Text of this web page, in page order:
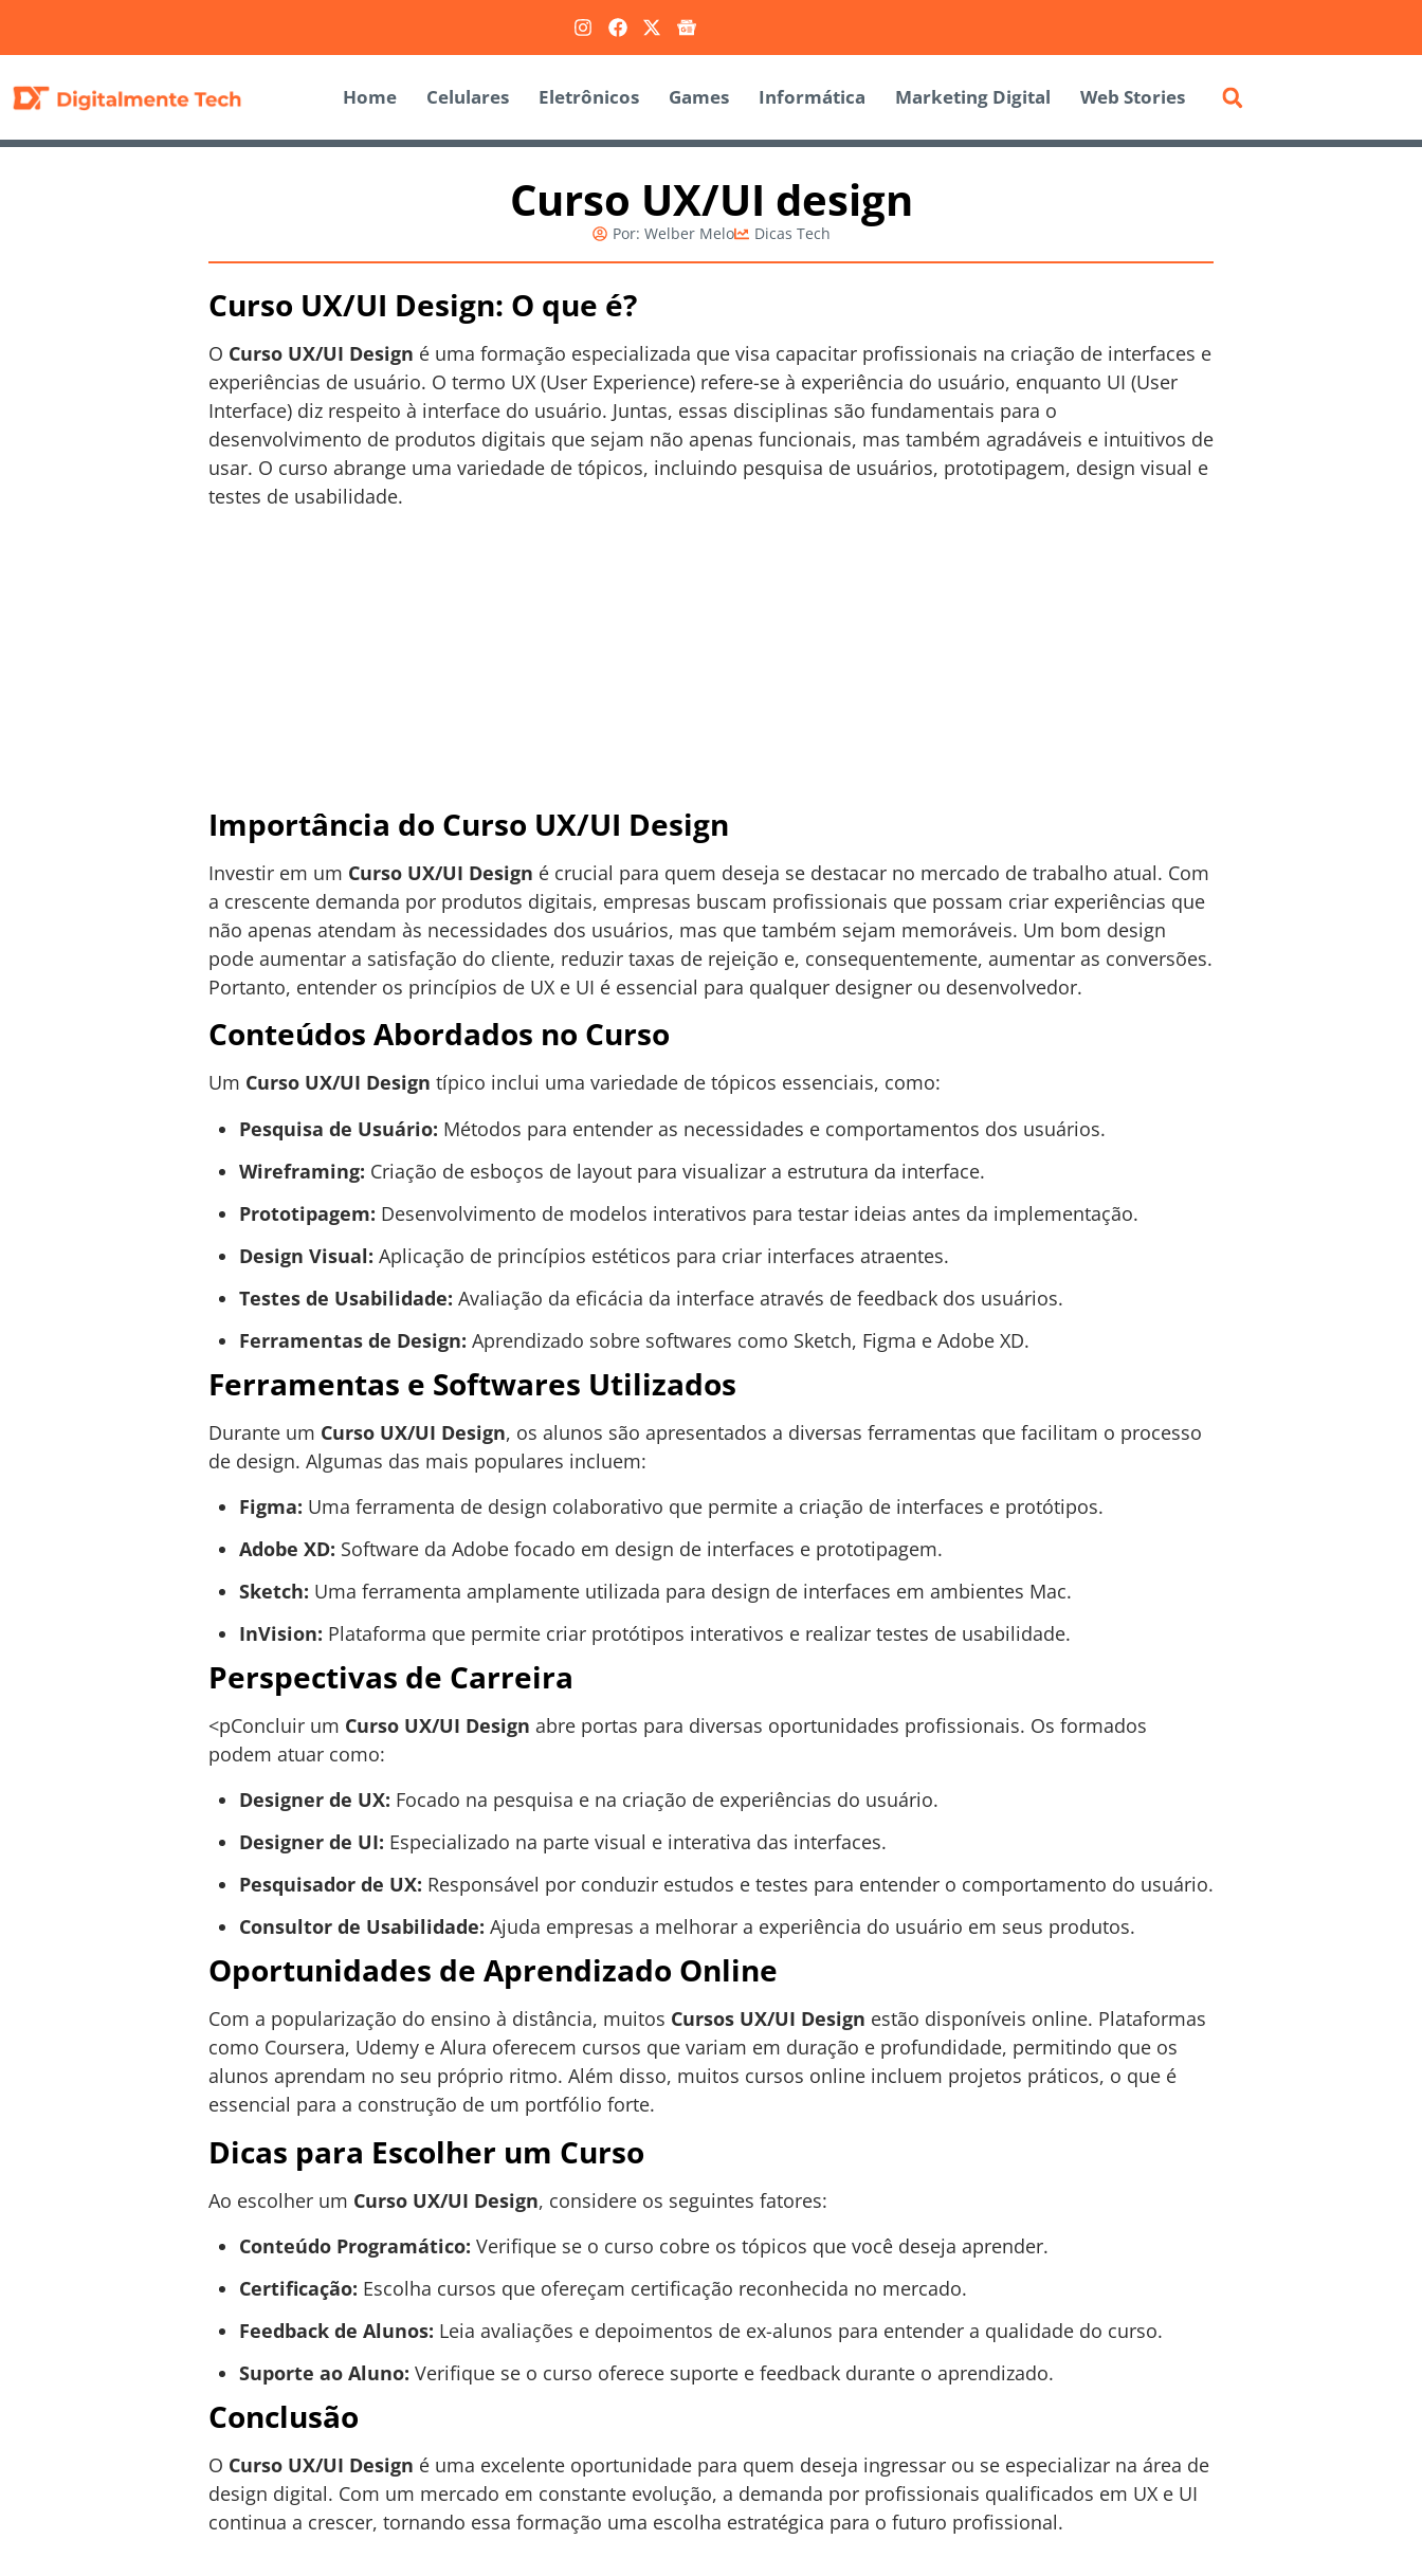
Home Celulares Eletrônicos Games Informática Marketing Digital Web Stories
Curso UX/UI design
Por: Welber Melo Dicas Tech
Curso UX/UI Design: O que é?
O Curso UX/UI Design é uma formação especializada que visa capacitar profissionais na criação de interfaces e
experiências de usuário. O termo UX (User Experience) refere-se à experiência do usuário, enquanto UI (User
Interface) diz respeito à interface do usuário. Juntas, essas disciplinas são fundamentais para o
desenvolvimento de produtos digitais que sejam não apenas funcionais, mas também agradáveis e intuitivos de
usar. O curso abrange uma variedade de tópicos, incluindo pesquisa de usuários, prototipagem, design visual e
testes de usabilidade.
Importância do Curso UX/UI Design
Investir em um Curso UX/UI Design é crucial para quem deseja se destacar no mercado de trabalho atual. Com
a crescente demanda por produtos digitais, empresas buscam profissionais que possam criar experiências que
não apenas atendam às necessidades dos usuários, mas que também sejam memoráveis. Um bom design
pode aumentar a satisfação do cliente, reduzir taxas de rejeição e, consequentemente, aumentar as conversões.
Portanto, entender os princípios de UX e UI é essencial para qualquer designer ou desenvolvedor.
Conteúdos Abordados no Curso
Um Curso UX/UI Design típico inclui uma variedade de tópicos essenciais, como:
Pesquisa de Usuário: Métodos para entender as necessidades e comportamentos dos usuários.
Wireframing: Criação de esboços de layout para visualizar a estrutura da interface.
Prototipagem: Desenvolvimento de modelos interativos para testar ideias antes da implementação.
Design Visual: Aplicação de princípios estéticos para criar interfaces atraentes.
Testes de Usabilidade: Avaliação da eficácia da interface através de feedback dos usuários.
Ferramentas de Design: Aprendizado sobre softwares como Sketch, Figma e Adobe XD.
Ferramentas e Softwares Utilizados
Durante um Curso UX/UI Design, os alunos são apresentados a diversas ferramentas que facilitam o processo
de design. Algumas das mais populares incluem:
Figma: Uma ferramenta de design colaborativo que permite a criação de interfaces e protótipos.
Adobe XD: Software da Adobe focado em design de interfaces e prototipagem.
Sketch: Uma ferramenta amplamente utilizada para design de interfaces em ambientes Mac.
InVision: Plataforma que permite criar protótipos interativos e realizar testes de usabilidade.
Perspectivas de Carreira
<pConcluir um Curso UX/UI Design abre portas para diversas oportunidades profissionais. Os formados
podem atuar como:
Designer de UX: Focado na pesquisa e na criação de experiências do usuário.
Designer de UI: Especializado na parte visual e interativa das interfaces.
Pesquisador de UX: Responsável por conduzir estudos e testes para entender o comportamento do usuário.
Consultor de Usabilidade: Ajuda empresas a melhorar a experiência do usuário em seus produtos.
Oportunidades de Aprendizado Online
Com a popularização do ensino à distância, muitos Cursos UX/UI Design estão disponíveis online. Plataformas
como Coursera, Udemy e Alura oferecem cursos que variam em duração e profundidade, permitindo que os
alunos aprendam no seu próprio ritmo. Além disso, muitos cursos online incluem projetos práticos, o que é
essencial para a construção de um portfólio forte.
Dicas para Escolher um Curso
Ao escolher um Curso UX/UI Design, considere os seguintes fatores:
Conteúdo Programático: Verifique se o curso cobre os tópicos que você deseja aprender.
Certificação: Escolha cursos que ofereçam certificação reconhecida no mercado.
Feedback de Alunos: Leia avaliações e depoimentos de ex-alunos para entender a qualidade do curso.
Suporte ao Aluno: Verifique se o curso oferece suporte e feedback durante o aprendizado.
Conclusão
O Curso UX/UI Design é uma excelente oportunidade para quem deseja ingressar ou se especializar na área de
design digital. Com um mercado em constante evolução, a demanda por profissionais qualificados em UX e UI
continua a crescer, tornando essa formação uma escolha estratégica para o futuro profissional.